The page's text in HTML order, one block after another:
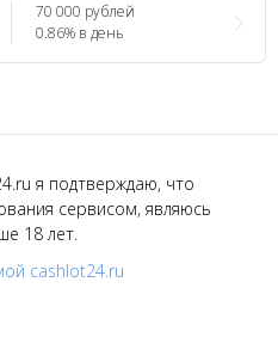
70 000 рублей
0.86% в день
я подтверждаю, что
сервисом, являюсь
18 лет.
cashlot24.ru